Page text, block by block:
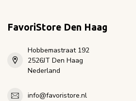
FavoriStore Den Haag
Hobbemastraat 192
2526JT Den Haag
Nederland
info@favoristore.nl